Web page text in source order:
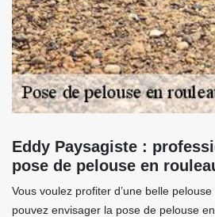
Eddy Paysagiste :
pose de pelouse en
Vous voulez profiter d’une belle
pouvez envisager la pose de pelouse